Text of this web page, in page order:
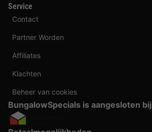
Service
Contact
Partner Worden
Affiliates
Klachten
Beheer van cookies
BungalowSpecials is aangesloten bij